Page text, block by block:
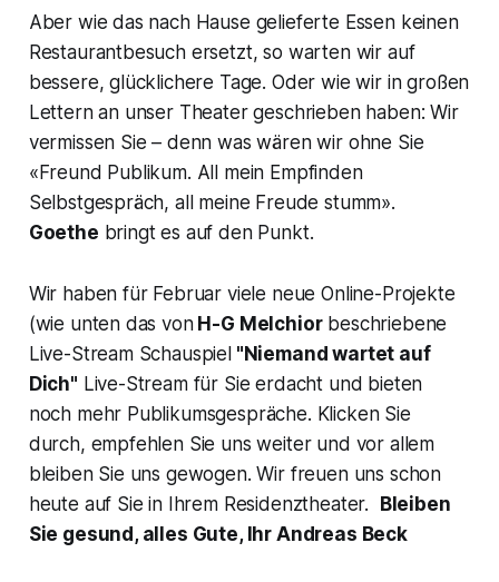
Aber wie das nach Hause gelieferte Essen keinen
Restaurantbesuch ersetzt, so warten wir auf
bessere, glücklichere Tage. Oder wie wir in großen
Lettern an unser Theater geschrieben haben: Wir
vermissen Sie – denn was wären wir ohne Sie
«Freund Publikum. All mein Empfinden
Selbstgespräch, all meine Freude stumm».
Goethe bringt es auf den Punkt.
Wir haben für Februar viele neue Online-Projekte
(wie unten das vonH-G Melchiorbeschriebene
Live-Stream Schauspiel"Niemand wartet auf
Dich" Live-Stream für Sie erdacht und bieten
noch mehr Publikumsgespräche. Klicken Sie
durch, empfehlen Sie uns weiter und vor allem
bleiben Sie uns gewogen. Wir freuen uns schon
heute auf Sie in Ihrem Residenztheater. Bleiben
Sie gesund, alles Gute, Ihr Andreas Beck